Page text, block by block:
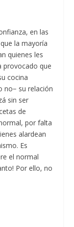
en las
la mayoría
quienes les
provocado que
cocina
no− su relación
sin ser
de
por falta
alardean
Es
el normal
Por ello, no